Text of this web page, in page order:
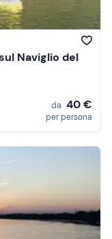
Naviglio del
da 40 €
per persona